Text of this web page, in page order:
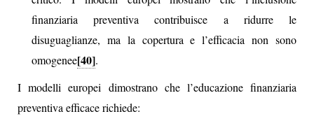
finanziaria preventiva contribuisce a ridurre le
disuguaglianze, ma la copertura e l’efficacia non sono
omogenee[40].
I modelli europei dimostrano che l’educazione finanziaria
preventiva efficace richiede: